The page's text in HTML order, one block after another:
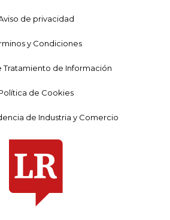
de privacidad
y Condiciones
Tratamiento de Información
de Cookies
de Industria y Comercio